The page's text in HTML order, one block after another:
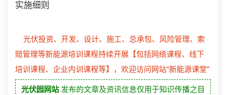
实施细则
光伏投资、开发、设计、施工、总承包、风险管理、索
赔管理等新能源培训课程持续开展【包括网络课程、线下
培训课程、企业内训课程等】，欢迎访问网站“新能源课堂”
光伏园网站 发布的文章及资讯信息仅用于知识传播之目